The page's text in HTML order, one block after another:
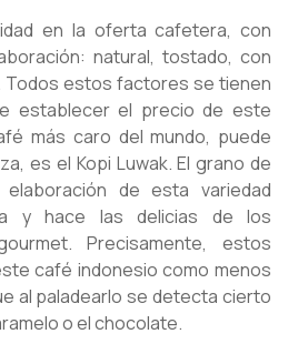
en la oferta cafetera, con
natural, tostado, con
estos factores se tienen
establecer el precio de este
más caro del mundo, puede
es el Kopi Luwak. El grano de
de esta variedad
y hace las delicias de los
Precisamente, estos
café indonesio como menos
al paladearlo se detecta cierto
o el chocolate.